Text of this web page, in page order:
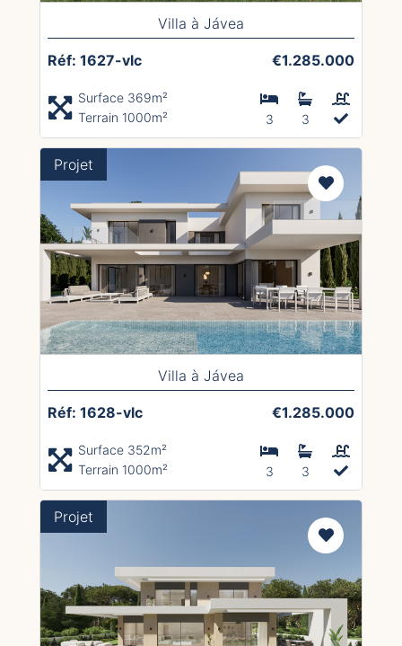
Villa à Jávea
Réf: 1627-vlc €1.285.000
Surface 369m²
Terrain 1000m²
3 3
Projet
Villa à Jávea
Réf: 1628-vlc €1.285.000
Surface 352m²
Terrain 1000m²
3 3
Projet